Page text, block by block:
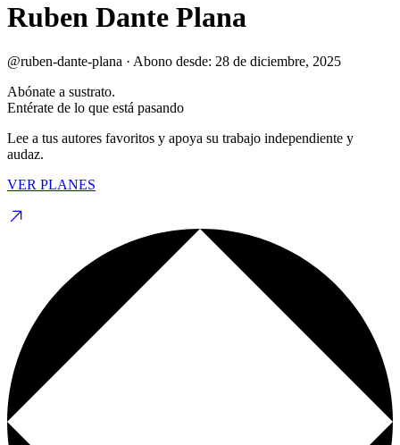
Ruben Dante Plana
@ruben-dante-plana · Abono desde: 28 de diciembre, 2025
Abónate a sustrato.
Entérate de lo que está pasando
Lee a tus autores favoritos y apoya su trabajo independiente y
audaz.
VER PLANES